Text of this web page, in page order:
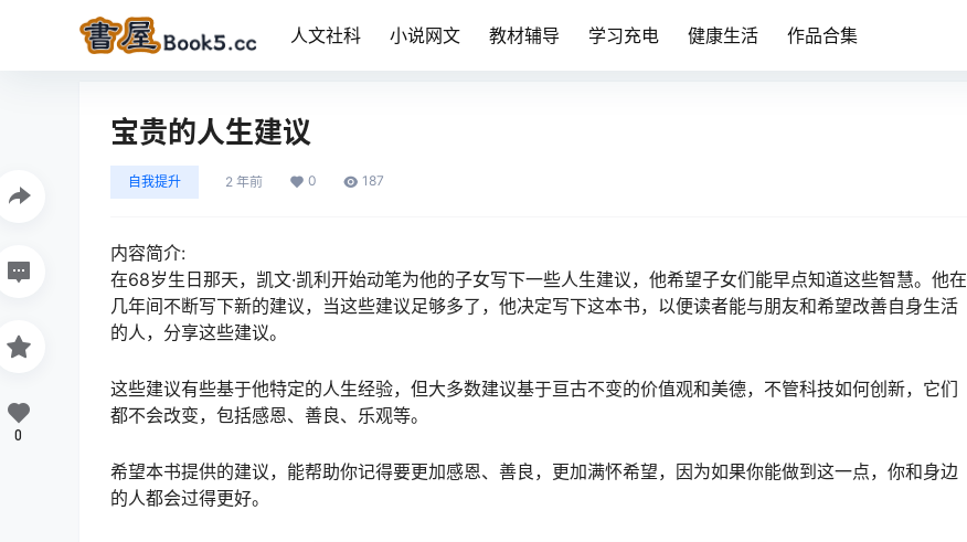
人文社科 小说网文 教材辅导 学习充电 健康生活 作品合集
宝贵的人生建议
自我提升 2 年前 0 187
内容简介:
在68岁生日那天，凯文·凯利开始动笔为他的子女写下一些人生建议，他希望子女们能早点知道这些智慧。他在
几年间不断写下新的建议，当这些建议足够多了，他决定写下这本书，以便读者能与朋友和希望改善自身生活
的人，分享这些建议。
这些建议有些基于他特定的人生经验，但大多数建议基于亘古不变的价值观和美德，不管科技如何创新，它们
都不会改变，包括感恩、善良、乐观等。
希望本书提供的建议，能帮助你记得要更加感恩、善良，更加满怀希望，因为如果你能做到这一点，你和身边
的人都会过得更好。
0